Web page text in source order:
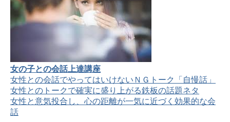
女の子との会話上達講座
女性との会話でやってはいけないＮＧトーク「自慢話」
女性とのトークで確実に盛り上がる鉄板の話題ネタ
女性と意気投合し、心の距離が一気に近づく効果的な会
話